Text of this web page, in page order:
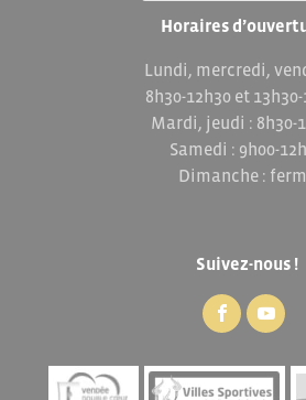
Horaires
Lundi, mercredi,
8h30-12h30 et
Mardi, jeudi : 8h30-
Samedi : 9h00-
Dimanche :
Suivez-nous !